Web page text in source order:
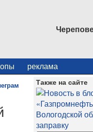
реклама
Также на сайте
Вологодской
заправку